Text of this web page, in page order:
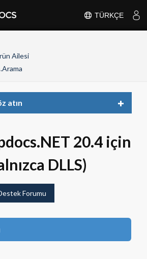
TÜRKÇE
Ailesi
atın
Toggle
20.4 için
DLLS)
Forumu